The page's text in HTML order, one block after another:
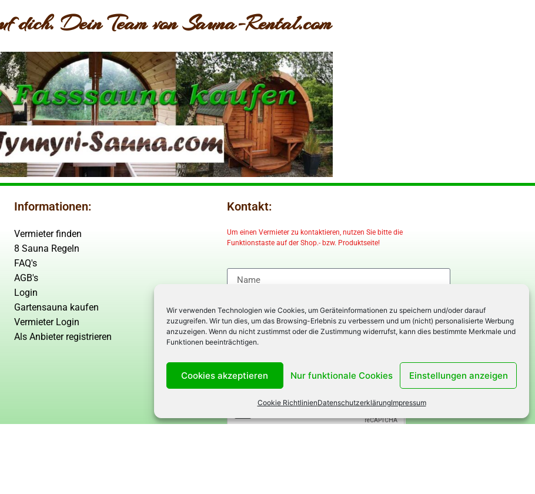
Wir verwenden Technologien wie Cookies, um Geräteinformationen zu speichern und/oder darauf
zuzugreifen. Wir tun dies, um das Browsing-Erlebnis zu verbessern und um (nicht) personalisierte Werbung
anzuzeigen. Wenn du nicht zustimmst oder die Zustimmung widerrufst, kann dies bestimmte Merkmale und
Funktionen beeinträchtigen.
Cookies akzeptieren Nur funktionale Cookies Einstellungen anzeigen
Cookie RichtlinienDatenschutzerklärungImpressum
dich. Dein Team von Sauna-Rental.com
Informationen:
Vermieter finden
8 Sauna Regeln
FAQ's
AGB's
Login
Gartensauna kaufen
Vermieter Login
Als Anbieter registrieren
Kontakt:
Um einen Vermieter zu kontaktieren, nutzen Sie bitte die
Funktionstaste auf der Shop.- bzw. Produktseite!